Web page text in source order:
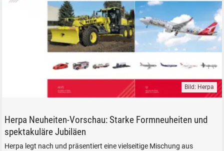
Bild: Herpa
Herpa Neuheiten-Vorschau: Starke Formneuheiten und
spektakuläre Jubiläen
Herpa legt nach und präsentiert eine vielseitige Mischung aus